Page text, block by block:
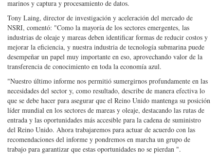
marinos y captura y procesamiento de datos.
Tony Laing, director de investigación y aceleración del mercado de
NSRI, comentó: "Como la mayoría de los sectores emergentes, las
industrias de oleaje y mareas deben identificar formas de reducir costos y
mejorar la eficiencia, y nuestra industria de tecnología submarina puede
desempeñar un papel muy importante en eso, aprovechando valor de la
transferencia de conocimiento en toda la economía azul.
"Nuestro último informe nos permitió sumergirnos profundamente en las
necesidades del sector y, como resultado, describe de manera efectiva lo
que se debe hacer para asegurar que el Reino Unido mantenga su posición
líder mundial en los sectores de mareas y oleaje, destacando las rutas de
entrada y las oportunidades más accesible para la cadena de suministro
del Reino Unido. Ahora trabajaremos para actuar de acuerdo con las
recomendaciones del informe y pondremos en marcha un grupo de
trabajo para garantizar que estas oportunidades no se pierdan ".